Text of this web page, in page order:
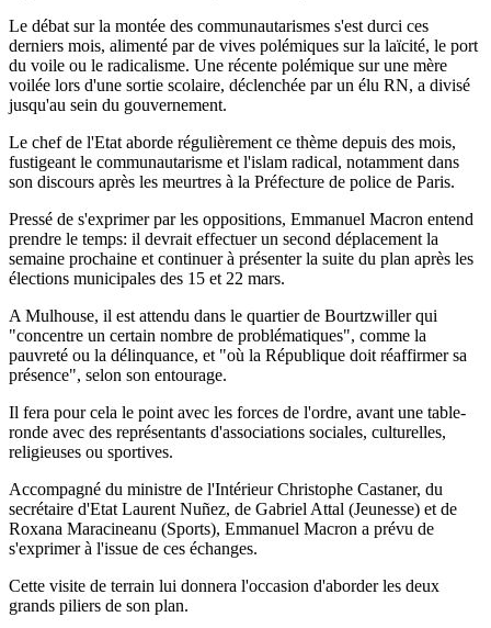
Le débat sur la montée des communautarismes s'est durci ces
derniers mois, alimenté par de vives polémiques sur la laïcité, le port
du voile ou le radicalisme. Une récente polémique sur une mère
voilée lors d'une sortie scolaire, déclenchée par un élu RN, a divisé
jusqu'au sein du gouvernement.
Le chef de l'Etat aborde régulièrement ce thème depuis des mois,
fustigeant le communautarisme et l'islam radical, notamment dans
son discours après les meurtres à la Préfecture de police de Paris.
Pressé de s'exprimer par les oppositions, Emmanuel Macron entend
prendre le temps: il devrait effectuer un second déplacement la
semaine prochaine et continuer à présenter la suite du plan après les
élections municipales des 15 et 22 mars.
A Mulhouse, il est attendu dans le quartier de Bourtzwiller qui
"concentre un certain nombre de problématiques", comme la
pauvreté ou la délinquance, et "où la République doit réaffirmer sa
présence", selon son entourage.
Il fera pour cela le point avec les forces de l'ordre, avant une table-
ronde avec des représentants d'associations sociales, culturelles,
religieuses ou sportives.
Accompagné du ministre de l'Intérieur Christophe Castaner, du
secrétaire d'Etat Laurent Nuñez, de Gabriel Attal (Jeunesse) et de
Roxana Maracineanu (Sports), Emmanuel Macron a prévu de
s'exprimer à l'issue de ces échanges.
Cette visite de terrain lui donnera l'occasion d'aborder les deux
grands piliers de son plan.